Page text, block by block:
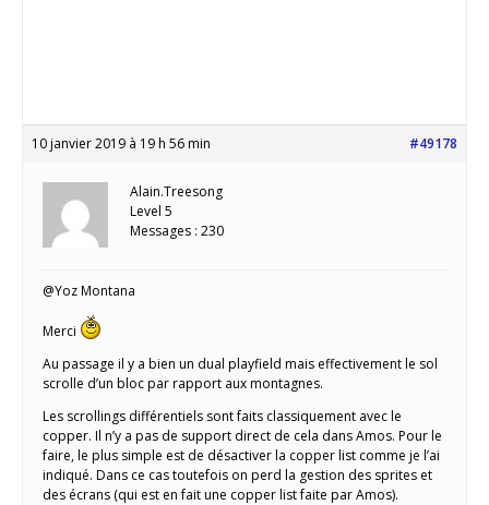
10 janvier 2019 à 19 h 56 min #49178
Alain.Treesong
Level 5
Messages : 230
@Yoz Montana
Merci
Au passage il y a bien un dual playfield mais effectivement le sol
scrolle d’un bloc par rapport aux montagnes.
Les scrollings différentiels sont faits classiquement avec le
copper. Il n’y a pas de support direct de cela dans Amos. Pour le
faire, le plus simple est de désactiver la copper list comme je l’ai
indiqué. Dans ce cas toutefois on perd la gestion des sprites et
des écrans (qui est en fait une copper list faite par Amos).